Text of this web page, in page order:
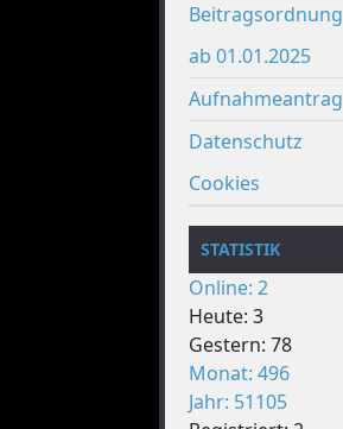
Beitragsordnung
ab 01.01.2025
Aufnahmeantrag
Datenschutz
Cookies
STATISTIK
Online: 2
Heute: 3
Gestern: 78
Monat: 496
Jahr: 51105